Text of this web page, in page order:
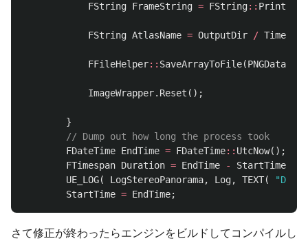
FString FrameString = FString:: Printf
FString AtlasName = OutputDir /
FFileHelper:: SaveArrayToFile(PNGData
ImageWrapper. Reset ();
}
// Dump out how long the process took
FDateTime EndTime = FDateTime:: UtcNow();
FTimespan Duration = EndTime - StartTime
UE_LOG( LogStereoPanorama, Log, TEXT(
StartTime = EndTime;
さて修正が終わったらエンジンをビルドしてコンパイルし